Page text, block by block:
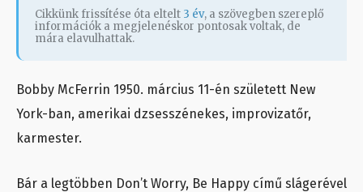
Cikkünk frissítése óta eltelt 3 év, a szövegben szereplő
információk a megjelenéskor pontosak voltak, de
mára elavulhattak.
Bobby McFerrin 1950. március 11-én született New
York-ban, amerikai dzsesszénekes, improvizatőr,
karmester.
Bár a legtöbben Don’t Worry, Be Happy című slágerével